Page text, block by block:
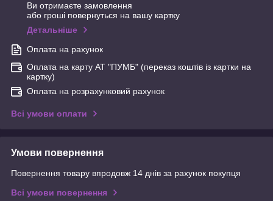
Ви отримаєте замовлення
або гроші повернуться на вашу картку
Детальніше
Оплата на рахунок
Оплата на карту АТ "ПУМБ" (переказ коштів із картки на
картку)
Оплата на розрахунковий рахунок
Всі умови оплати
Умови повернення
Повернення товару впродовж 14 днів за рахунок покупця
Всі умови повернення